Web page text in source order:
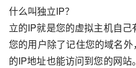
什么叫独立IP？
立的IP就是您的虚拟主机自己
您的用户除了记住您的域名
的IP地址也能访问到您的网